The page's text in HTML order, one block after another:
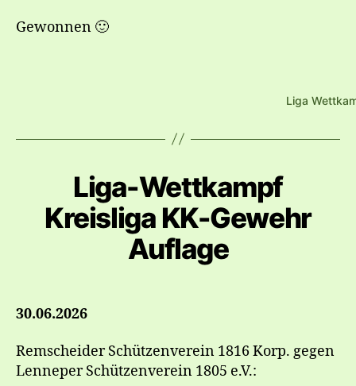
Gewonnen 🙂
Liga
Liga-Wettkampf
Kreisliga KK-Gewehr
Auflage
30.06.2026
Remscheider Schützenverein 1816 Korp. gegen
Lenneper Schützenverein 1805 e.V.: